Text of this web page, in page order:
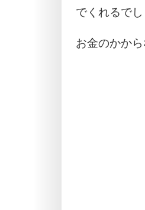
でくれるでし
お金のかか